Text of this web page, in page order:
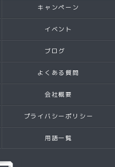
キャンペーン
イベント
ブログ
よくある質問
会社概要
プライバシーポリシー
用語一覧